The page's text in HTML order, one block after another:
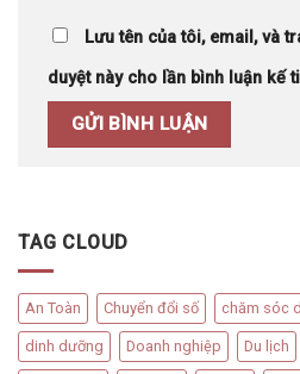
Lưu tên của tôi, email, và
duyệt này cho lần bình luận kế
TAG CLOUD
An Toàn Chuyển đổi số chăm sóc
dinh dưỡng Doanh nghiệp Du lịch